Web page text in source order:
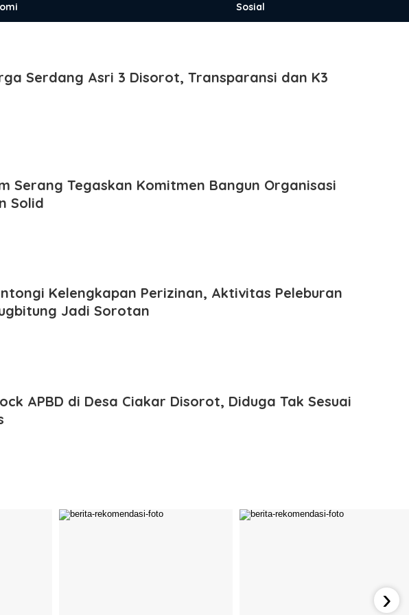
Sosial
Serdang Asri 3 Disorot, Transparansi dan K3
Serang Tegaskan Komitmen Bangun Organisasi
Solid
Kelengkapan Perizinan, Aktivitas Peleburan
Jadi Sorotan
APBD di Desa Ciakar Disorot, Diduga Tak Sesuai
›